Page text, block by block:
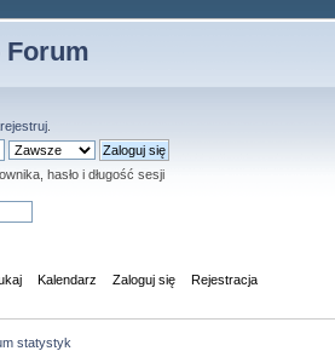
Forum
hasło i długość sesji
Kalendarz Zaloguj się Rejestracja
statystyk